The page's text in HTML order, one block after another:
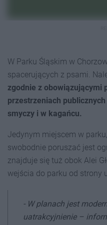
W Parku Śląskim w
spacerujących z psami.
zgodnie z obowiązującymi
przestrzeniach
smyczy i w kagańcu.
Jedynym miejscem w
swobodnie poruszać jest
znajduje się tuż obok Alei
wejścia do parku od strony
- W planach jest
uatrakcyjnienie –